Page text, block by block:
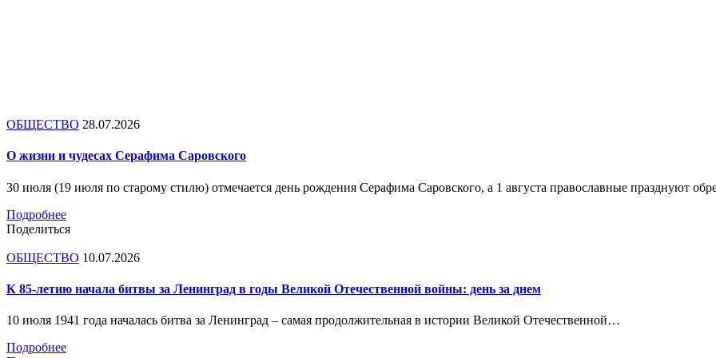
ОБЩЕСТВО 28.07.2026
О жизни и чудесах Серафима Саровского
30 июля (19 июля по старому стилю) отмечается день рождения Серафима Саровского, а 1 августа православные празднуют
Подробнее
Поделиться
ОБЩЕСТВО 10.07.2026
К 85-летию начала битвы за Ленинград в годы Великой Отечественной войны: день за днем
10 июля 1941 года началась битва за Ленинград – самая продолжительная в истории Великой Отечественной…
Подробнее